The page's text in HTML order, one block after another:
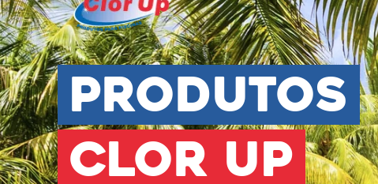
Produtos
Clor Up